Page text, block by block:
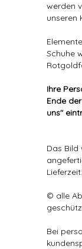
werden
unseren
Schuhe
Ihre
Ende
uns"
Das
© alle
Bei